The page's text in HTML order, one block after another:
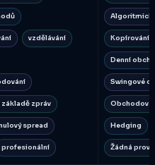
vzdělávání
zpráv
spread
profesionální
Kopírování
Denní
Swingové
Hedging
Žádná